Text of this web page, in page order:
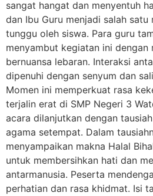
sangat hangat dan menyentuh
dan Ibu Guru menjadi salah
tunggu oleh siswa. Para guru
menyambut kegiatan ini dengan
bernuansa lebaran. Interaksi
dipenuhi dengan senyum dan
Momen ini memperkuat rasa
terjalin erat di SMP Negeri 3
acara dilanjutkan dengan
agama setempat. Dalam
menyampaikan makna Halal
untuk membersihkan hati dan
antarmanusia. Peserta
perhatian dan rasa khidmat. Isi